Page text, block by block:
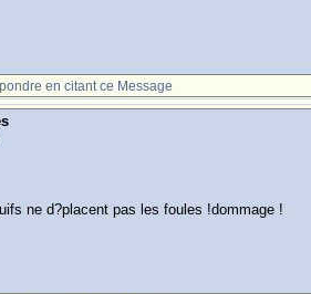
en citant ce Message
ne d?placent pas les foules !dommage !